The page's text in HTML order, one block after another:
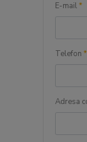
E-mail*
Telefon *
Adresa